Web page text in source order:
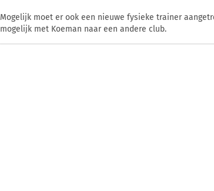
Mogelijk moet er ook een nieuwe fysieke trainer
mogelijk met Koeman naar een andere club.